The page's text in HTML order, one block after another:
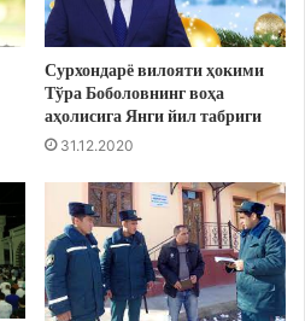
Сурхондарё вилояти ҳокими
Тўра Боболовнинг воҳа
аҳолисига Янги йил табриги
31.12.2020